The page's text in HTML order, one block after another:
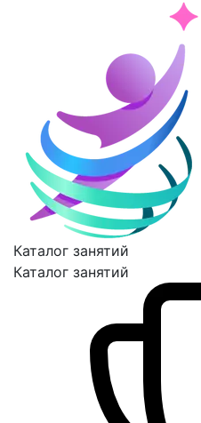
Каталог занятий
Каталог занятий